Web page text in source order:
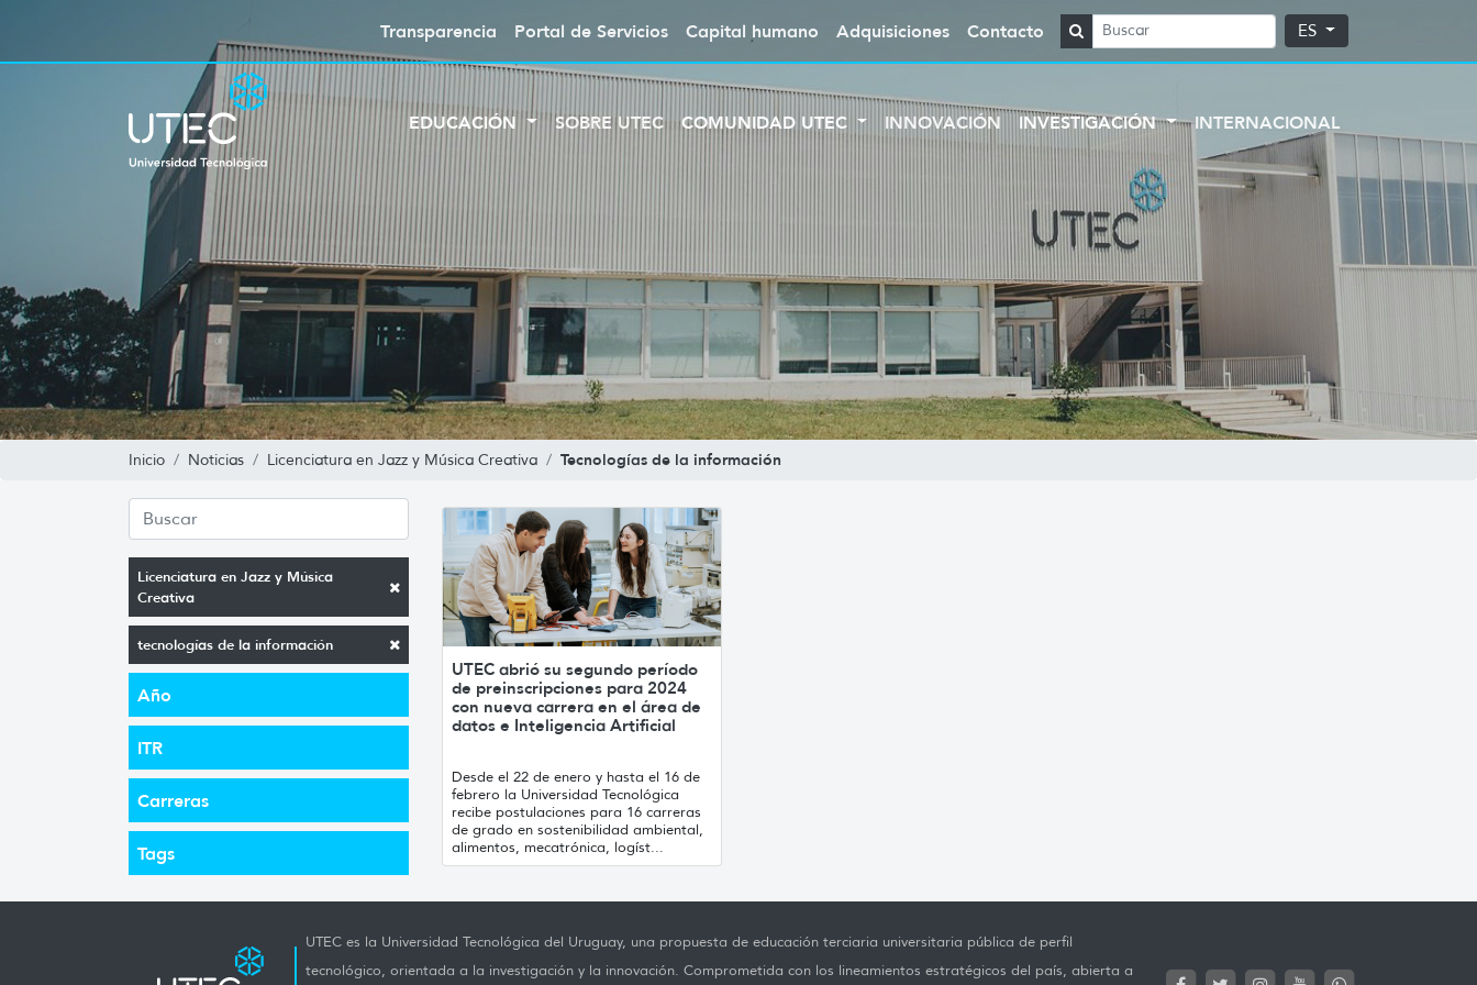
Transparencia Portal de Servicios Capital humano Adquisiciones Contacto ES
EDUCACIÓN SOBRE UTEC COMUNIDAD UTEC INNOVACIÓN INVESTIGACIÓN INTERNACIONAL
Inicio Noticias Licenciatura en Jazz y Música Creativa Tecnologías de la información
Licenciatura en Jazz y Música
Creativa
tecnologías de la información
Año
ITR
Carreras
Tags
UTEC abrió su segundo período
de preinscripciones para 2024
con nueva carrera en el área de
datos e Inteligencia Artificial
Desde el 22 de enero y hasta el 16 de
febrero la Universidad Tecnológica
recibe postulaciones para 16 carreras
de grado en sostenibilidad ambiental,
alimentos, mecatrónica, logíst...
UTEC es la Universidad Tecnológica del Uruguay, una propuesta de educación terciaria universitaria pública de perfil
tecnológico, orientada a la investigación y la innovación. Comprometida con los lineamientos estratégicos del país, abierta a